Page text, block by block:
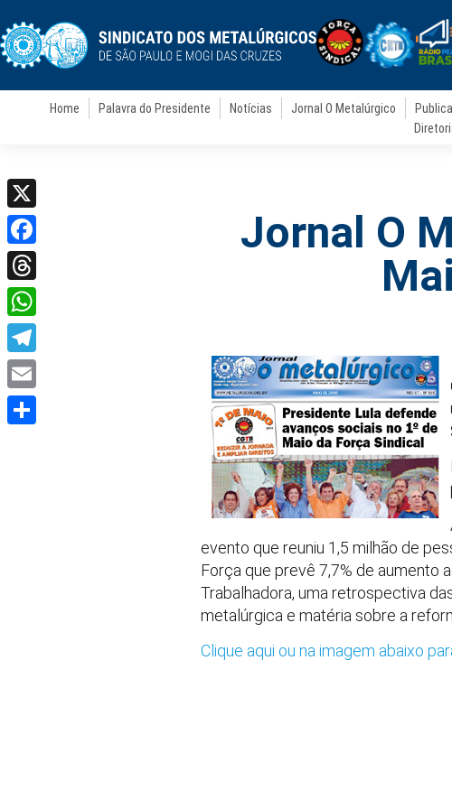
Home Palavra do Presidente Notícias Jornal O Metalúrgico
Jornal O
evento que reuniu 1,5 milhão de
Força que prevê 7,7% de aumento
Trabalhadora, uma retrospectiva
metalúrgica e matéria sobre a
Clique aqui ou na imagem abaixo
X
Facebook
Threads
WhatsApp
Telegram
Email